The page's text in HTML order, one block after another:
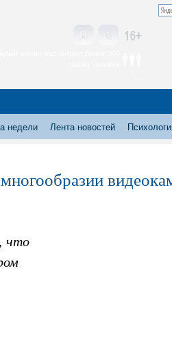
недели Лента новостей
что